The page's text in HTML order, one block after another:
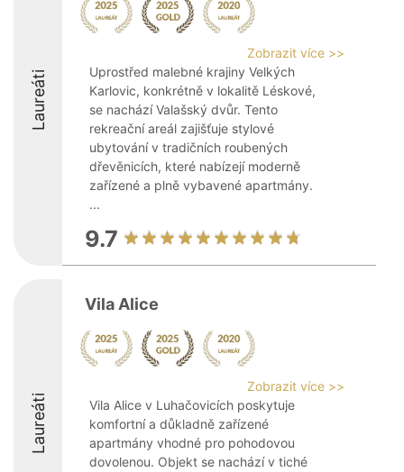
Laureáti
Zobrazit více >>
Uprostřed malebné krajiny Velkých
Karlovic, konkrétně v lokalitě Léskové,
se nachází Valašský dvůr. Tento
rekreační areál zajišťuje stylové
ubytování v tradičních roubených
dřevěnicích, které nabízejí moderně
zařízené a plně vybavené apartmány.
...
9.7
Laureáti
Vila Alice
Zobrazit více >>
Vila Alice v Luhačovicích poskytuje
komfortní a důkladně zařízené
apartmány vhodné pro pohodovou
dovolenou. Objekt se nachází v tiché